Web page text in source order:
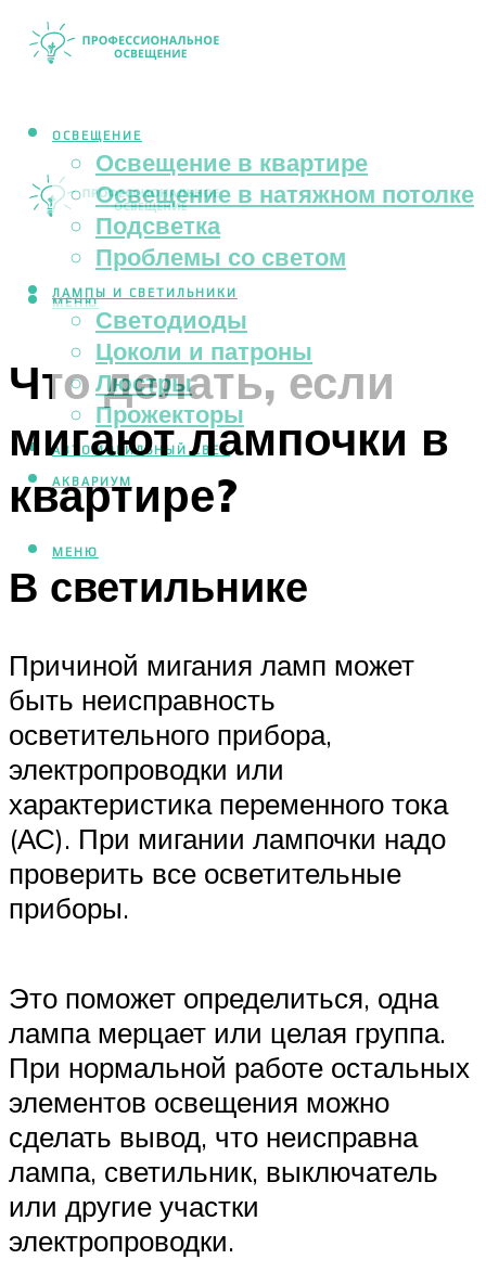
ОСВЕЩЕНИЕ
Освещение в квартире
Освещение в натяжном потолке
Подсветка
Проблемы со светом
ЛАМПЫ И СВЕТИЛЬНИКИ
Светодиоды
Цоколи и патроны
Люстры
Прожекторы
АВТОМОБИЛЬНЫЙ СВЕТ
АКВАРИУМ
МЕНЮ
МЕНЮ
Что делать, если
мигают лампочки в
квартире?
В светильнике
Причиной мигания ламп может
быть неисправность
осветительного прибора,
электропроводки или
характеристика переменного тока
(АС). При мигании лампочки надо
проверить все осветительные
приборы.
Это поможет определиться, одна
лампа мерцает или целая группа.
При нормальной работе остальных
элементов освещения можно
сделать вывод, что неисправна
лампа, светильник, выключатель
или другие участки
электропроводки.